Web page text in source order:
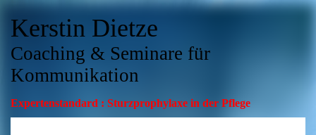
Kerstin Dietze
Coaching & Seminare für
Kommunikation
Expertenstandard : Sturzprophylaxe in der Pflege